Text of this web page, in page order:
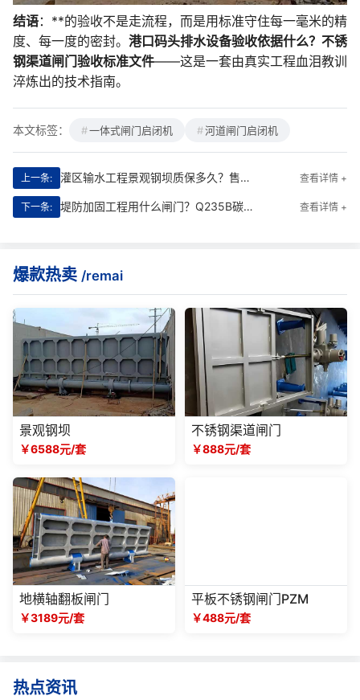
结语：**的验收不是走流程，而是用标准守住每一毫米的精
度、每一度的密封。 港口码头排水设备验收依据什么？不锈
钢渠道闸门验收标准文件——这是一套由真实工程血泪教训
淬炼出的技术指南。
本文标签： 一体式闸门启闭机 河道闸门启闭机
上一条: 灌区输水工程景观钢坝质保多久？售后维修服务**详解 查看详情 +
下一条: 堤防加固工程用什么闸门？Q235B碳钢潜孔式钢制闸门应用解析 查看详情 +
爆款热卖 /remai
景观钢坝
￥6588元/套
不锈钢渠道闸门
￥888元/套
地横轴翻板闸门
￥3189元/套
平板不锈钢闸门PZM
￥488元/套
热点资讯